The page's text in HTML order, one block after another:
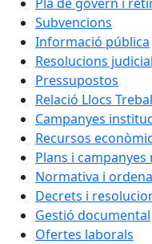
Subvencions
Informació pública
Resolucions
Pressupostos
Relació Llocs
Campanyes
Recursos
Plans i
Normativa i
Decrets i
Gestió documental
Ofertes laborals